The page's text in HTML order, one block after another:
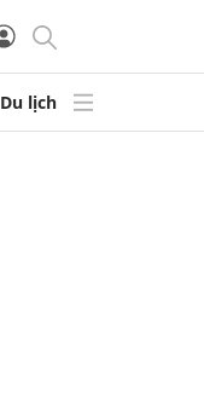
Du lịch